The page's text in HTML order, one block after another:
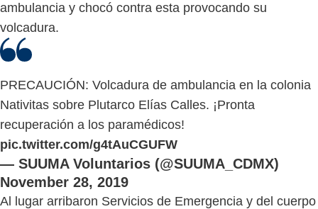
ambulancia y chocó contra esta provocando su
volcadura.
PRECAUCIÓN: Volcadura de ambulancia en la colonia
Nativitas sobre Plutarco Elías Calles. ¡Pronta
recuperación a los paramédicos!
pic.twitter.com/g4tAuCGUFW
— SUUMA Voluntarios (@SUUMA_CDMX)
November 28, 2019
Al lugar arribaron Servicios de Emergencia y del cuerpo